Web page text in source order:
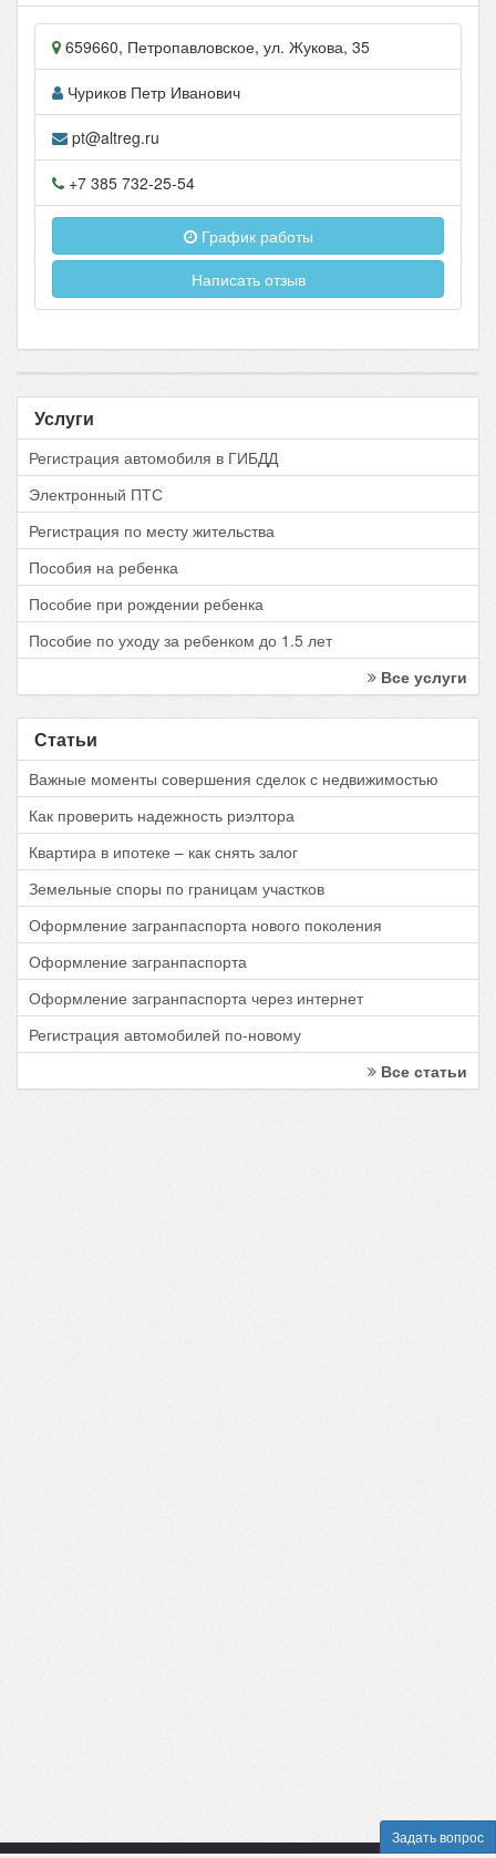
659660, Петропавловское, ул. Жукова, 35
Чуриков Петр Иванович
pt@altreg.ru
+7 385 732-25-54
График работы
Написать отзыв
Услуги
Регистрация автомобиля в ГИБДД
Электронный ПТС
Регистрация по месту жительства
Пособия на ребенка
Пособие при рождении ребенка
Пособие по уходу за ребенком до 1.5 лет
Все услуги
Статьи
Важные моменты совершения сделок с недвижимостью
Как проверить надежность риэлтора
Квартира в ипотеке – как снять залог
Земельные споры по границам участков
Оформление загранпаспорта нового поколения
Оформление загранпаспорта
Оформление загранпаспорта через интернет
Регистрация автомобилей по-новому
Все статьи
Задать вопрос